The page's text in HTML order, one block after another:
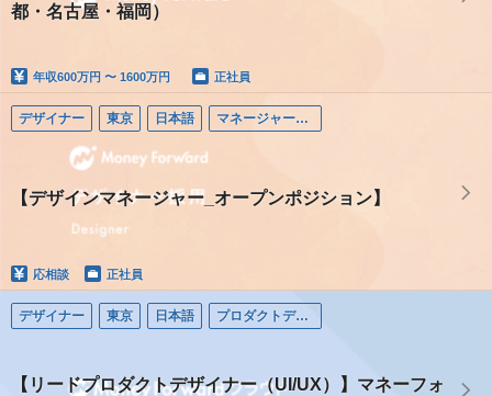
都・名古屋・福岡）
年収600万円 〜 1600万円 正社員
デザイナー 東京 日本語 マネージャー（デザイナー）
【デザインマネージャー_オープンポジション】
応相談 正社員
デザイナー 東京 日本語 プロダクトデザイナー
【リードプロダクトデザイナー（UI/UX）】マネーフォ